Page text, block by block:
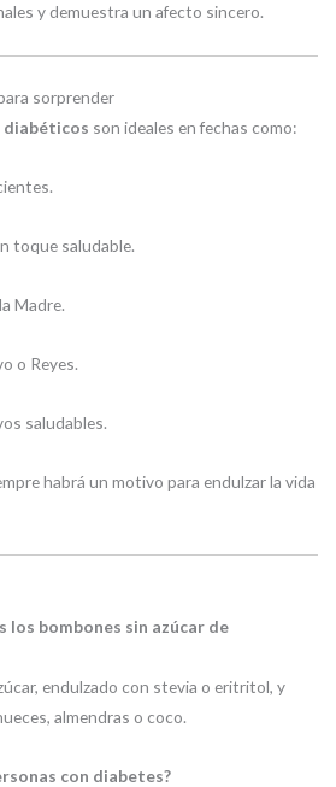
y demuestra un afecto sincero.
sorprender
diabéticos son ideales en fechas como:
toque saludable.
Madre.
o Reyes.
saludables.
habrá un motivo para endulzar la vida
los bombones sin azúcar de
endulzado con stevia o eritritol, y
almendras o coco.
con diabetes?